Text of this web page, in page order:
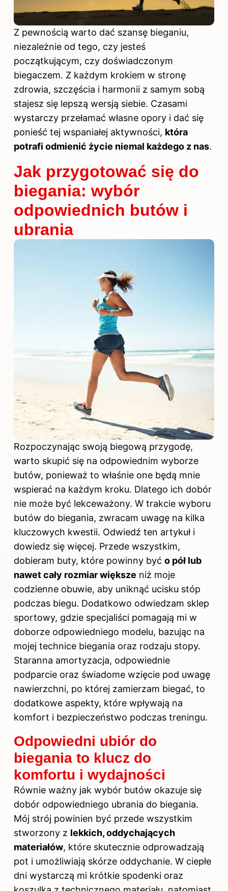
Z pewnością warto dać szansę bieganiu,
niezależnie od tego, czy jesteś
początkującym, czy doświadczonym
biegaczem. Z każdym krokiem w stronę
zdrowia, szczęścia i harmonii z samym sobą
stajesz się lepszą wersją siebie. Czasami
wystarczy przełamać własne opory i dać się
ponieść tej wspaniałej aktywności, która
potrafi odmienić życie niemal każdego z nas.
Jak przygotować się do
biegania: wybór
odpowiednich butów i
ubrania
Rozpoczynając swoją biegową przygodę,
warto skupić się na odpowiednim wyborze
butów, ponieważ to właśnie one będą mnie
wspierać na każdym kroku. Dlatego ich dobór
nie może być lekceważony. W trakcie wyboru
butów do biegania, zwracam uwagę na kilka
kluczowych kwestii. Odwiedź ten artykułi
dowiedz się więcej. Przede wszystkim,
dobieram buty, które powinny być o pół lub
nawet cały rozmiar większe niż moje
codzienne obuwie, aby uniknąć ucisku stóp
podczas biegu. Dodatkowo odwiedzam sklep
sportowy, gdzie specjaliści pomagają mi w
doborze odpowiedniego modelu, bazując na
mojej technice biegania oraz rodzaju stopy.
Staranna amortyzacja, odpowiednie
podparcie oraz świadome wzięcie pod uwagę
nawierzchni, po której zamierzam biegać, to
dodatkowe aspekty, które wpływają na
komfort i bezpieczeństwo podczas treningu.
Odpowiedni ubiór do
biegania to klucz do
komfortu i wydajności
Równie ważny jak wybór butów okazuje się
dobór odpowiedniego ubrania do biegania.
Mój strój powinien być przede wszystkim
stworzony z lekkich, oddychających
materiałów, które skutecznie odprowadzają
pot i umożliwiają skórze oddychanie. W ciepłe
dni wystarczą mi krótkie spodenki oraz